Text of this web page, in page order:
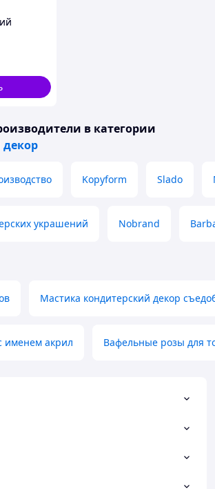
в категории
Kopyform Slado
украшений Nobrand
Мастика кондитерский декор
именем акрил Вафельные розы для